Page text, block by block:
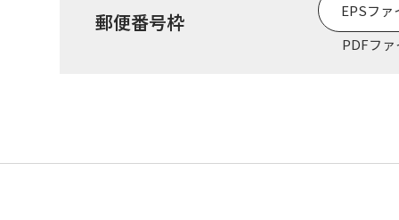
郵便番号枠
EPSファ
PDFファ